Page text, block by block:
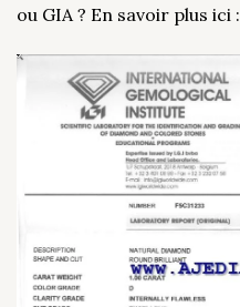
ou GIA ? En savoir plus ici :